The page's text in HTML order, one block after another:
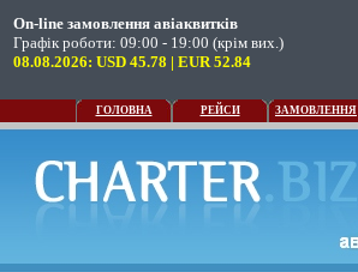
On-line замовлення авіаквитків
Графік роботи: 09:00 - 19:00 (крім вих.)
08.08.2026: USD 45.78 | EUR 52.84
ГОЛОВНА РЕЙСИ ЗАМОВЛЕННЯ